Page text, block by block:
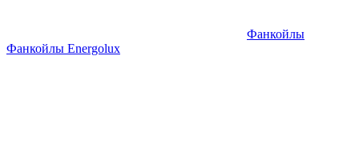
Фанкойлы
Фанкойлы Energolux